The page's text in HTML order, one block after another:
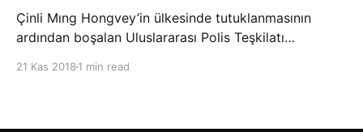
Çinli Mıng Hongvey’in ülkesinde tutuklanmasının
ardından boşalan Uluslararası Polis Teşkilatı
21 Kas 2018 1 min read